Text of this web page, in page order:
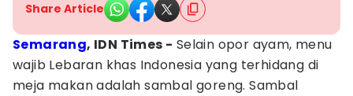
Share Article
Semarang, IDN Times - Selain opor ayam, menu
wajib Lebaran khas Indonesia yang terhidang di
meja makan adalah sambal goreng. Sambal